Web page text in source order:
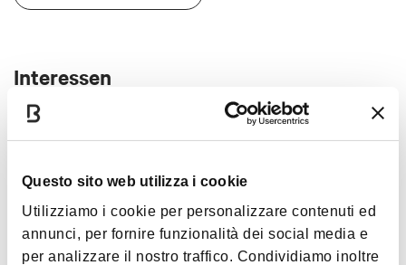
Questo sito web utilizza i cookie
Utilizziamo i cookie per personalizzare contenuti ed
annunci, per fornire funzionalità dei social media e
per analizzare il nostro traffico. Condividiamo inoltre
Interessen
Kunst und
Kultur
Natur und
Landschaft